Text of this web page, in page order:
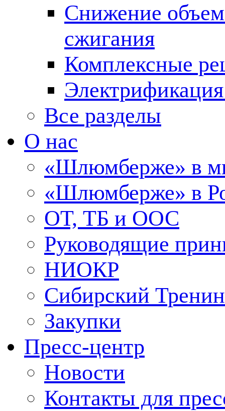
Снижение
сжигания
Комплексные
Все разделы
О нас
«Шлюмберже» в
«Шлюмберже» в
ОТ, ТБ и ООС
Руководящие
НИОКР
Сибирский
Закупки
Пресс-центр
Новости
Контакты для